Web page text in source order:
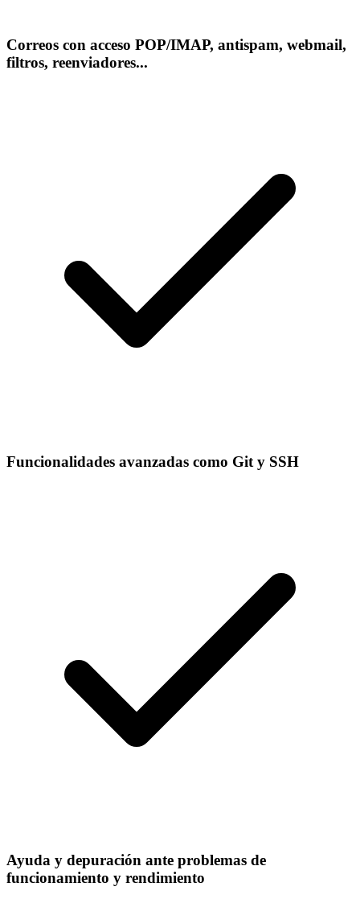
Correos con acceso POP/IMAP, antispam, webmail,
filtros, reenviadores...
Funcionalidades avanzadas como Git y SSH
Ayuda y depuración ante problemas de
funcionamiento y rendimiento